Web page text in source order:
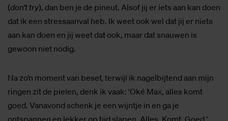
(don’t try), dan ben je de pineut. Alsof jij er iets aan kan doen
dat ik een stressaanval heb. Ik weet ook wel dat jij er niets
aan kan doen en jij weet dat ook, maar dat snauwen is
gewoon niet nodig.
Na zo’n moment van besef, terwijl ik nagelbijtend aan mijn
ringen zit de pielen, denk ik vaak: ‘Oké Max, alles komt
goed. Vanavond schenk je een wijntje in en ga je
ontspannen en lekker op tijd slapen. Alles. Komt. Goed.’